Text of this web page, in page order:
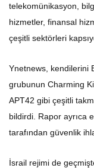
telekomünikasyon,
hizmetler, finansal
çeşitli sektörleri
Ynetnews, kendilerini
grubunun Charming
APT42 gibi çeşitli
bildirdi. Rapor ayrıca
tarafından güvenlik
İsrail rejimi de